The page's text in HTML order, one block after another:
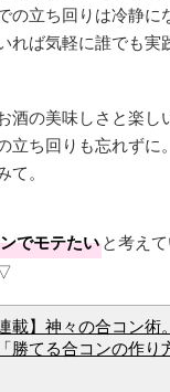
の立ち回りは冷静に
れば気軽に誰でも実
酒の美味しさと楽し
立ち回りも忘れずに
。
でモテたいと考え
連載】神々の合コン術
勝てる合コンの作り